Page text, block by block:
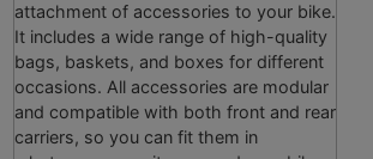
attachment of accessories to your bike.
It includes a wide range of high-quality
bags, baskets, and boxes for different
occasions. All accessories are modular
and compatible with both front and rear
carriers, so you can fit them in